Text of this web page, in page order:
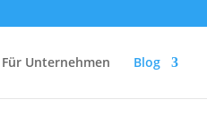
Für Unternehmen Blog